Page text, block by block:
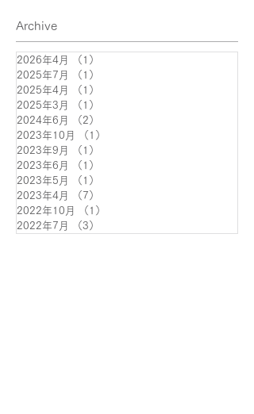
Archive
2026年4月 （1）
2025年7月
（1）
2025年4月
（1）
2025年3月
（1）
2024年6月
（2）
2023年10月
（1）
2023年9月
（1）
2023年6月
（1）
2023年5月
（1）
2023年4月
（7）
2022年10月
（1）
2022年7月
（3）